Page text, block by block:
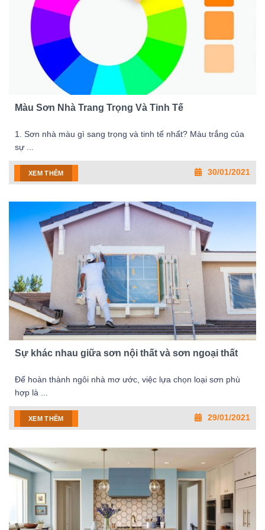
Màu Sơn Nhà Trang Trọng Và Tinh Tế
30/01/2021
1. Sơn nhà màu gì sang trọng và tinh tế nhất? Màu trắng của
sự ...
XEM THÊM
Sự khác nhau giữa sơn nội thất và sơn ngoại thất
29/01/2021
Để hoàn thành ngôi nhà mơ ước, việc lựa chọn loại sơn phù
hợp là ...
XEM THÊM